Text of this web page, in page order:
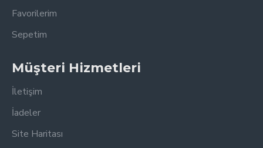
Favorilerim
Sepetim
Müşteri Hizmetleri
İletişim
İadeler
Site Haritası